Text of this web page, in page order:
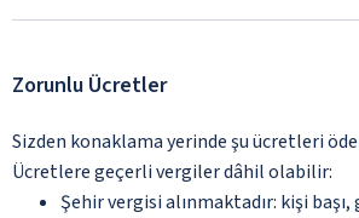
Zorunlu Ücretler
Sizden konaklama yerinde şu ücretleri
Ücretlere geçerli vergiler dâhil olabilir:
Şehir vergisi alınmaktadır: kişi başı,